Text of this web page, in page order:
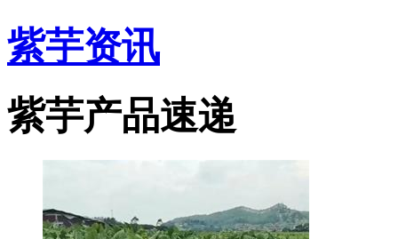
紫芋资讯
紫芋产品速递